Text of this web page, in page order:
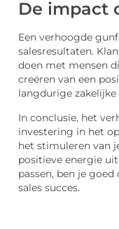
De impact
Een verhoogde
salesresultaten.
doen met mensen
creëren van een
langdurige
In conclusie, het
investering in het
het stimuleren van
positieve energie
passen, ben je
sales succes.